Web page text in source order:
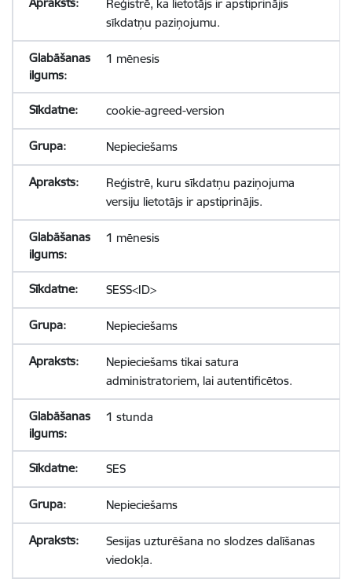
Reģistrē, ka lietotājs ir apstiprinājis
sīkdatņu paziņojumu.
1 mēnesis
cookie-agreed-version
Nepieciešams
Reģistrē, kuru sīkdatņu paziņojuma
versiju lietotājs ir apstiprinājis.
1 mēnesis
SESS<ID>
Nepieciešams
Nepieciešams tikai satura
administratoriem, lai autentificētos.
1 stunda
SES
Nepieciešams
Sesijas uzturēšana no slodzes dalīšanas
viedokļa.